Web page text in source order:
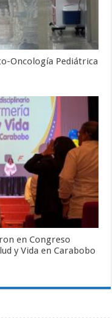
Oncología Pediátrica
en Congreso
y Vida en Carabobo